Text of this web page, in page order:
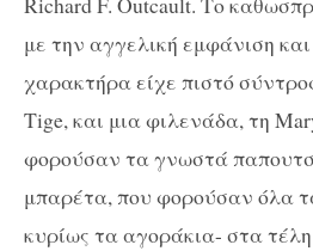
με την αγγελική εμφάνιση
χαρακτήρα είχε πιστό
Tige, και μια φιλενάδα, τη
φορούσαν τα γνωστά
μπαρέτα, που φορούσαν όλα
κυρίως τα αγοράκια- στα